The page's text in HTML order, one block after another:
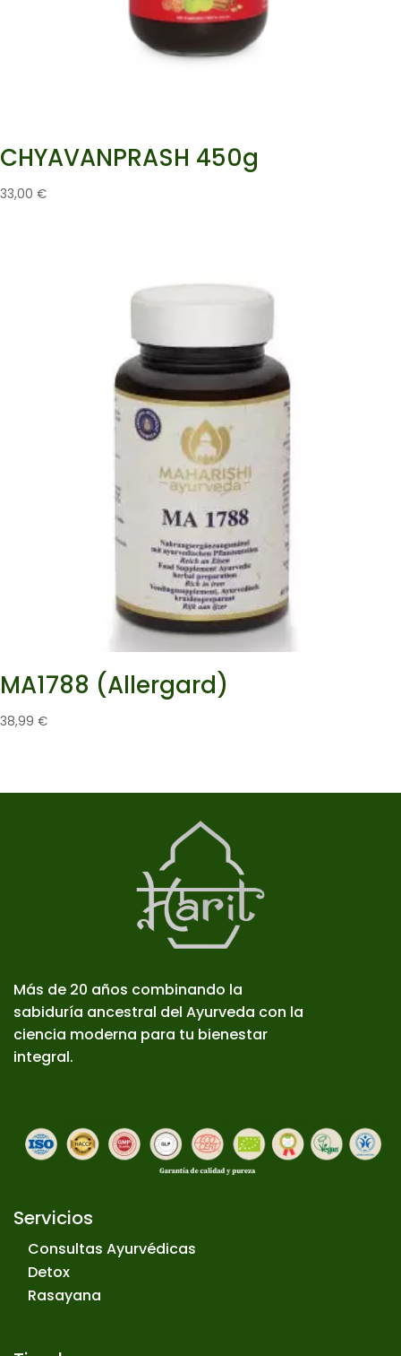
CHYAVANPRASH 450g
33,00 €
MA1788 (Allergard)
38,99 €
Más de 20 años combinando la
sabiduría ancestral del Ayurveda con la
ciencia moderna para tu bienestar
integral.
Servicios
Consultas Ayurvédicas
Detox
Rasayana